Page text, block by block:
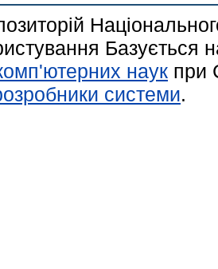
Базується
наук при
системи.